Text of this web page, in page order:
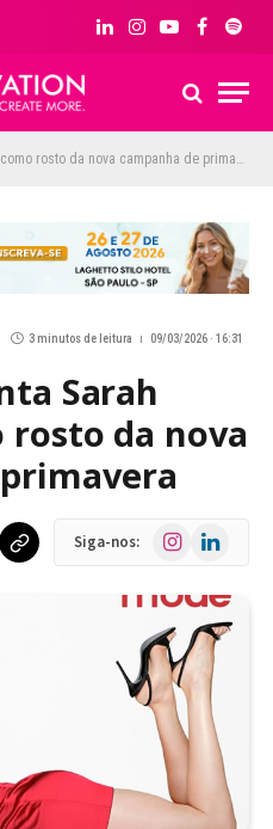
LinkedInInstagram
YouTubeFacebook
rosto da nova campanha de primavera
3 minutos de leitura 09/03/2026 · 16:31
Sarah
rosto da nova
Siga-nos: InstagramLinkedIn